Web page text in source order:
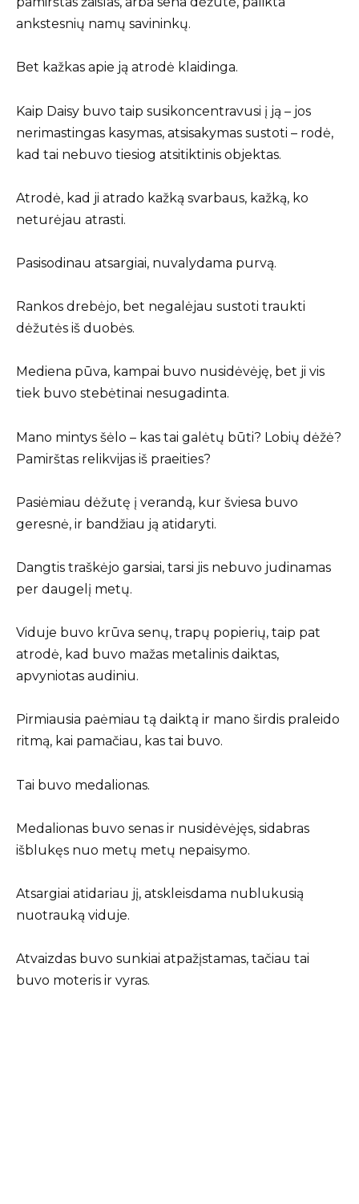
ankstesnių namų savininkų.
Bet kažkas apie ją atrodė klaidinga.
Kaip Daisy buvo taip susikoncentravusi į ją – jos
nerimastingas kasymas, atsisakymas sustoti – rodė,
kad tai nebuvo tiesiog atsitiktinis objektas.
Atrodė, kad ji atrado kažką svarbaus, kažką, ko
neturėjau atrasti.
Pasisodinau atsargiai, nuvalydama purvą.
Rankos drebėjo, bet negalėjau sustoti traukti
dėžutės iš duobės.
Mediena pūva, kampai buvo nusidėvėję, bet ji vis
tiek buvo stebėtinai nesugadinta.
Mano mintys šėlo – kas tai galėtų būti? Lobių dėžė?
Pamirštas relikvijas iš praeities?
Pasiėmiau dėžutę į verandą, kur šviesa buvo
geresnė, ir bandžiau ją atidaryti.
Dangtis traškėjo garsiai, tarsi jis nebuvo judinamas
per daugelį metų.
Viduje buvo krūva senų, trapų popierių, taip pat
atrodė, kad buvo mažas metalinis daiktas,
apvyniotas audiniu.
Pirmiausia paėmiau tą daiktą ir mano širdis praleido
ritmą, kai pamačiau, kas tai buvo.
Tai buvo medalionas.
Medalionas buvo senas ir nusidėvėjęs, sidabras
išblukęs nuo metų metų nepaisymo.
Atsargiai atidariau jį, atskleisdama nublukusią
nuotrauką viduje.
Atvaizdas buvo sunkiai atpažįstamas, tačiau tai
buvo moteris ir vyras.